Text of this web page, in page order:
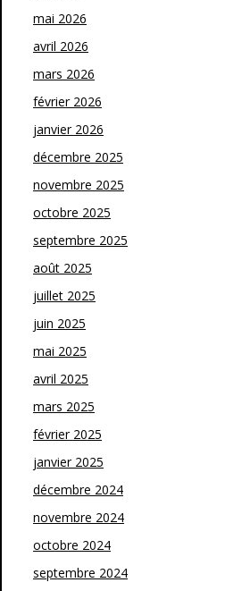
mai 2026
avril 2026
mars 2026
février 2026
janvier 2026
décembre 2025
novembre 2025
octobre 2025
septembre 2025
août 2025
juillet 2025
juin 2025
mai 2025
avril 2025
mars 2025
février 2025
janvier 2025
décembre 2024
novembre 2024
octobre 2024
septembre 2024